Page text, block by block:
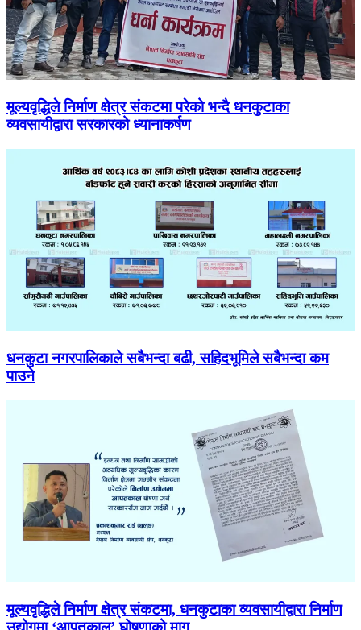
मूल्यवृद्धिले निर्माण क्षेत्र संकटमा परेको भन्दै धनकुटाका
व्यवसायीद्वारा सरकारको ध्यानाकर्षण
धनकुटा नगरपालिकाले सबैभन्दा बढी, सहिदभूमिले सबैभन्दा कम
पाउने
मूल्यवृद्धिले निर्माण क्षेत्र संकटमा, धनकुटाका व्यवसायीद्वारा निर्माण